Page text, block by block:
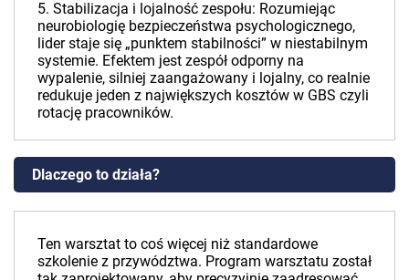
5. Stabilizacja i lojalność zespołu: Rozumiejąc
neurobiologię bezpieczeństwa psychologicznego,
lider staje się „punktem stabilności” w niestabilnym
systemie. Efektem jest zespół odporny na
wypalenie, silniej zaangażowany i lojalny, co realnie
redukuje jeden z największych kosztów w GBS czyli
rotację pracowników.
Dlaczego to działa?
Ten warsztat to coś więcej niż standardowe
szkolenie z przywództwa. Program warsztatu został